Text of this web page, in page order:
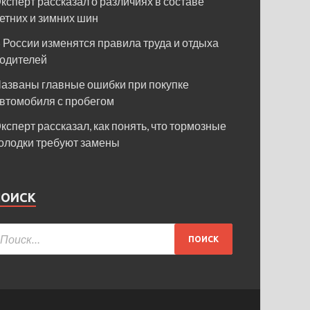
и зимних шин
России изменятся правила труда и отдыха
главные ошибки при покупке
с пробегом
рассказал, как понять, что тормозные
требуют замены